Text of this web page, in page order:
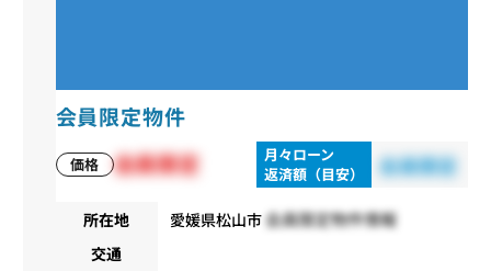
会員限定物件
価格 会員限定
月々ローン
返済額（目安）
会員限定
所在地 愛媛県松山市会員限定物件情報
交通